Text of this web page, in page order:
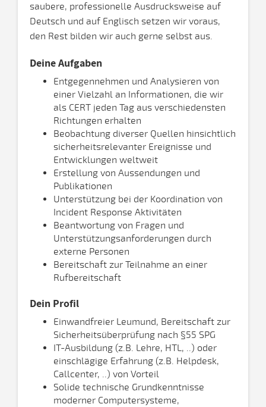
saubere, professionelle Ausdrucksweise auf
Deutsch und auf Englisch setzen wir voraus,
den Rest bilden wir auch gerne selbst aus.
Deine Aufgaben
Entgegennehmen und Analysieren von
einer Vielzahl an Informationen, die wir
als CERT jeden Tag aus verschiedensten
Richtungen erhalten
Beobachtung diverser Quellen hinsichtlich
sicherheitsrelevanter Ereignisse und
Entwicklungen weltweit
Erstellung von Aussendungen und
Publikationen
Unterstützung bei der Koordination von
Incident Response Aktivitäten
Beantwortung von Fragen und
Unterstützungsanforderungen durch
externe Personen
Bereitschaft zur Teilnahme an einer
Rufbereitschaft
Dein Profil
Einwandfreier Leumund, Bereitschaft zur
Sicherheitsüberprüfung nach §55 SPG
IT-Ausbildung (z.B. Lehre, HTL, ..) oder
einschlägige Erfahrung (z.B. Helpdesk,
Callcenter, ..) von Vorteil
Solide technische Grundkenntnisse
moderner Computersysteme,